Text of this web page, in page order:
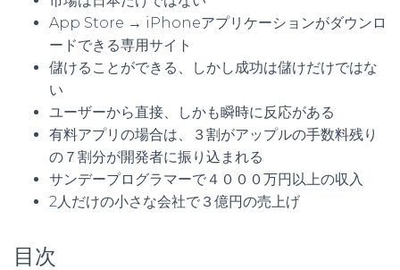
App Store → iPhoneアプリケーションがダウンロ
ードできる専用サイト
儲けることができる、しかし成功は儲けだけではな
い
ユーザーから直接、しかも瞬時に反応がある
有料アプリの場合は、３割がアップルの手数料残り
の７割分が開発者に振り込まれる
サンデープログラマーで４０００万円以上の収入
2人だけの小さな会社で３億円の売上げ
目次